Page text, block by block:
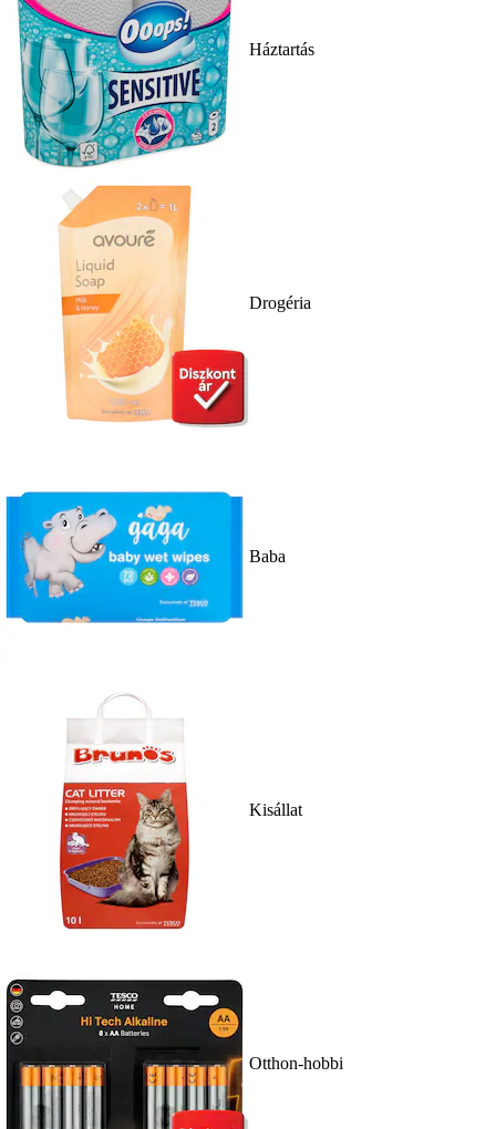
Háztartás
Drogéria
Baba
Kisállat
Otthon-hobbi